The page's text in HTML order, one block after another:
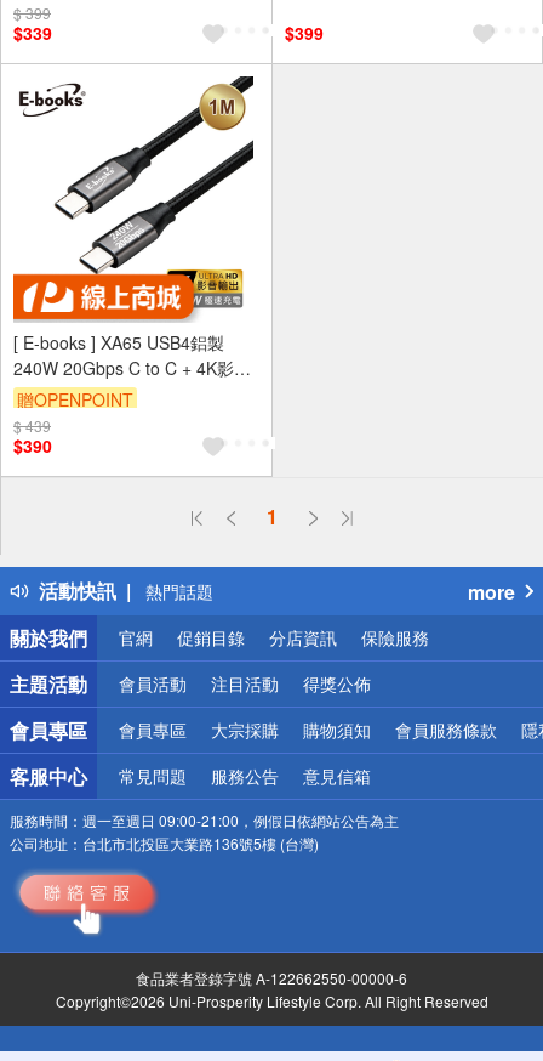
$ 399
$339
（運費不算在 2000 元的範圍
內）
$399
[ E-books ] XA65 USB4鋁製
240W 20Gbps C to C + 4K影音
四合一快充傳輸線-1M
贈OPENPOINT
$ 439
$390
1
活動快訊
偏遠地區配送
得獎公告
熱門話題
銀行優惠
偏遠地區配送
詐騙網頁！請小心！
more
關於我們
官網 促銷目錄 分店資訊 保險服務
主題活動 會員活動 注目活動 得獎公佈
會員專區 會員專區 大宗採購 購物須知 會員服務條款 隱
客服中心 常見問題 服務公告 意見信箱
服務時間： 週一至週日 09:00-21:00，例假日依網站公告為主
公司地址： 台北市北投區大業路136號5樓 (台灣)
食品業者登錄字號 A-122662550-00000-6
Copyright©2026 Uni-Prosperity Lifestyle Corp. All Right Reserved